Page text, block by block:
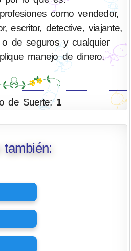
como vendedor,
escritor, detective, viajante,
de seguros y cualquier
manejo de dinero.
de Suerte:1
también: